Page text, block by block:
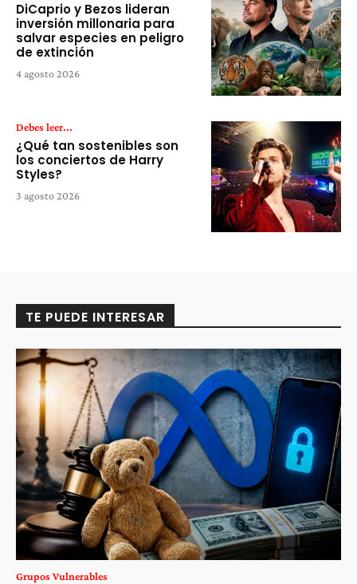
DiCaprio y Bezos lideran
inversión millonaria para
salvar especies en peligro
de extinción
4 agosto 2026
Debes leer...
¿Qué tan sostenibles son
los conciertos de Harry
Styles?
3 agosto 2026
TE PUEDE INTERESAR
Grupos Vulnerables